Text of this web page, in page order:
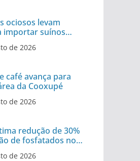
ociosos levam
importar suínos
de 2026
café avança para
da Cooxupé
de 2026
redução de 30%
de fosfatados no
de 2026